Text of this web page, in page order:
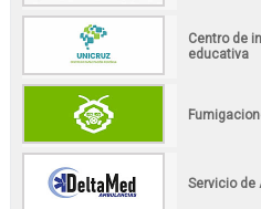
Centro de
educativa
Servicio de